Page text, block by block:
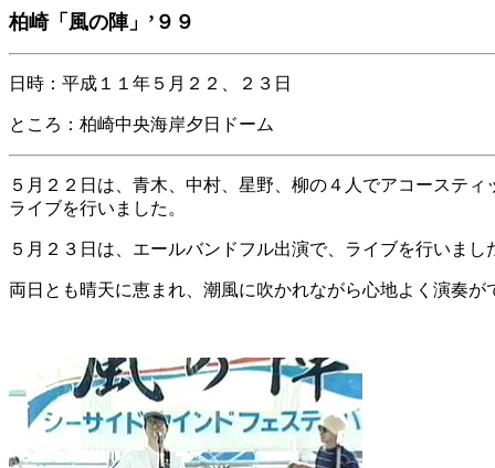
柏崎「風の陣」’９９
日時：平成１１年５月２２、２３日
ところ：柏崎中央海岸夕日ドーム
５月２２日は、青木、中村、星野、柳の４人でアコーステ
ライブを行いました。
５月２３日は、エールバンドフル出演で、ライブを行いまし
両日とも晴天に恵まれ、潮風に吹かれながら心地よく演奏が